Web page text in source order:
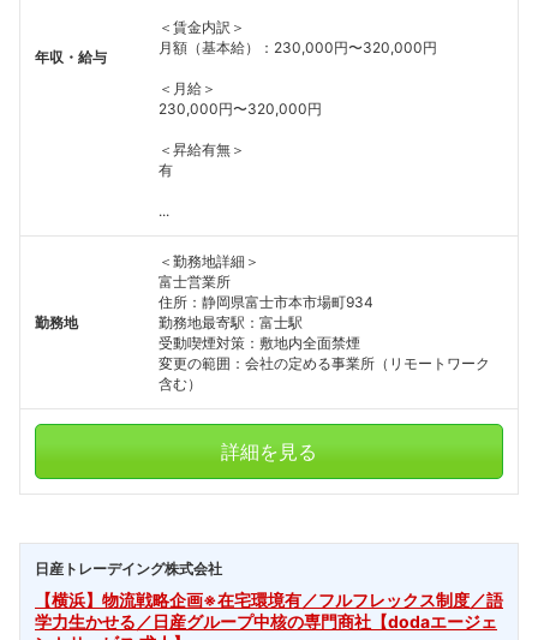
年収・給与
＜賃金内訳＞
月額（基本給）：230,000円〜320,000円
＜月給＞
230,000円〜320,000円
＜昇給有無＞
有
...
勤務地
＜勤務地詳細＞
富士営業所
住所：静岡県富士市本市場町934
勤務地最寄駅：富士駅
受動喫煙対策：敷地内全面禁煙
変更の範囲：会社の定める事業所（リモートワーク
含む）
詳細を見る
日産トレーデイング株式会社
【横浜】物流戦略企画※在宅環境有／フルフレックス制度／語
学力生かせる／日産グループ中核の専門商社【dodaエージェ